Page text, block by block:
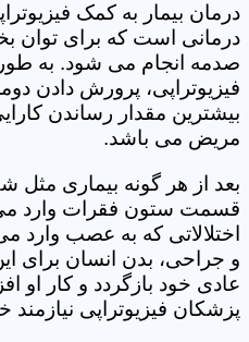
درمان بیمار به کمک
درمانی است که برای توان
صدمه انجام می شود. به
فیزیوتراپی، پرورش دادن
بیشترین مقدار رساندن
مریض می باشد.
بعد از هر گونه بیماری
قسمت ستون فقرات وارد می
اختلالاتی که به عصب
و جراحی، بدن انسان برای
عادی خود بازگردد و کار او
پزشکان فیزیوتراپی نیازمند